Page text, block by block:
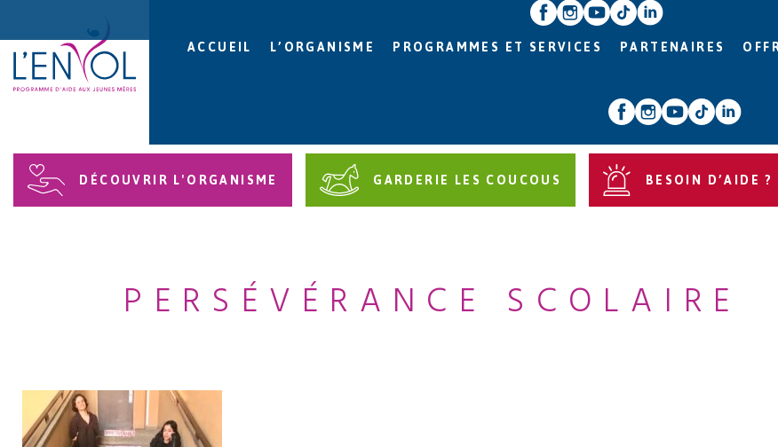
ACCUEIL L’ORGANISME PROGRAMMES ET SERVICES PARTENAIRES
DÉCOUVRIR L'ORGANISME GARDERIE LES COUCOUS BESOIN D’AIDE ?
PERSÉVÉRANCE SCOLAIRE